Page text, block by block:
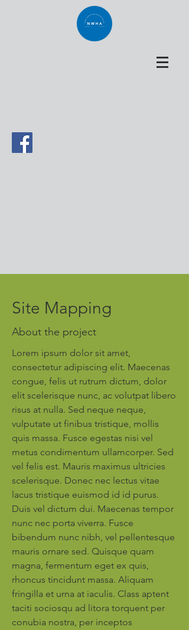
Site Mapping
About the project
Lorem ipsum dolor sit amet,
consectetur adipiscing elit. Maecenas
congue, felis ut rutrum dictum, dolor
elit scelerisque nunc, ac volutpat libero
risus at nulla. Sed neque neque,
vulputate ut finibus tristique, mollis
quis massa. Fusce egestas nisi vel
metus condimentum ullamcorper. Sed
vel felis est. Mauris maximus ultricies
scelerisque. Donec nec lectus vitae
lacus tristique euismod id id purus.
Duis vel dictum dui. Maecenas tempor
nunc nec porta viverra. Fusce
bibendum nunc nibh, vel pellentesque
mauris ornare sed. Quisque quam
magna, fermentum eget ex quis,
rhoncus tincidunt massa. Aliquam
fringilla et urna at iaculis. Class aptent
taciti sociosqu ad litora torquent per
conubia nostra, per inceptos